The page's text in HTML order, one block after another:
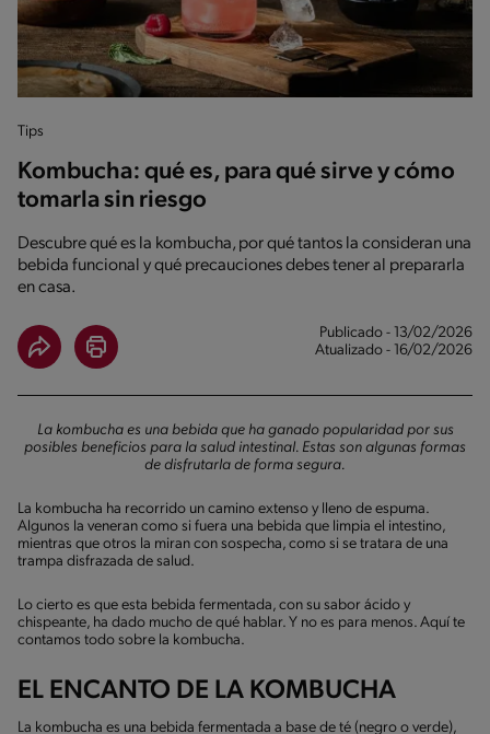
Tips
Kombucha: qué es, para qué sirve y cómo
tomarla sin riesgo
Descubre qué es la kombucha, por qué tantos la consideran una
bebida funcional y qué precauciones debes tener al prepararla
en casa.
Publicado - 13/02/2026
Atualizado - 16/02/2026
La kombucha es una bebida que ha ganado popularidad por sus
posibles beneficios para la salud intestinal. Estas son algunas formas
de disfrutarla de forma segura.
La kombucha ha recorrido un camino extenso y lleno de espuma.
Algunos la veneran como si fuera una bebida que limpia el intestino,
mientras que otros la miran con sospecha, como si se tratara de una
trampa disfrazada de salud.
Lo cierto es que esta bebida fermentada, con su sabor ácido y
chispeante, ha dado mucho de qué hablar. Y no es para menos. Aquí te
contamos todo sobre la kombucha.
EL ENCANTO DE LA KOMBUCHA
La kombucha es una bebida fermentada a base de té (negro o verde),